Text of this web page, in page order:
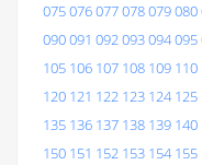
075076077078079080
090091 092093094095
105 106 107 108 109 110
120 121 122 123 124 125
135 136 137 138 139 140
150 151 152 153 154 155